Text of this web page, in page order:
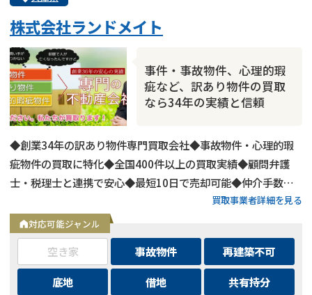
株式会社ランドメイト
事件・事故物件、心理的瑕
疵など、訳あり物件の買取
なら34年の実績と信頼
◆創業34年の訳あり物件専門買取会社◆事故物件・心理的瑕
疵物件の買取に特化◆全国400件以上の買取実績◆顧問弁護
士・税理士と連携で安心◆最短10日で売却可能◆仲介手数
料・諸費用も会社負担◆不要物撤去費用も無料◆リースバック
にも対応◆現地調査・査定は無料
買取事業者詳細を見る
対応可能ジャンル
空き家 事故物件
再建築不可
底地
借地
共有持分